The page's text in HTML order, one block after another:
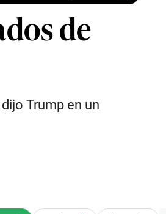
de
Trump en un